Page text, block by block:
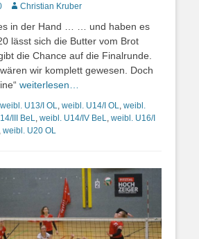
AutorChristian Kruber
in der Hand … … und haben es
lässt sich die Butter vom Brot
die Chance auf die Finalrunde.
wir komplett gewesen. Doch
weiterlesen…
weibl. U13/I OL, weibl. U14/I OL, weibl.
III BeL, weibl. U14/IV BeL, weibl. U16/I
, weibl. U20 OL